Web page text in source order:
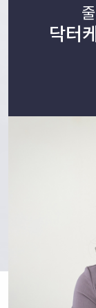
닥터